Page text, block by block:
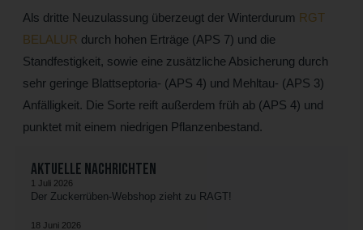
Als dritte Neuzulassung überzeugt der Winterdurum RGT
BELALUR durch hohen Erträge (APS 7) und die
Standfestigkeit, sowie eine zusätzliche Absicherung durch
sehr geringe Blattseptoria- (APS 4) und Mehltau- (APS 3)
Anfälligkeit. Die Sorte reift außerdem früh ab (APS 4) und
punktet mit einem niedrigen Pflanzenbestand.
Aktuelle Nachrichten
1 Juli 2026
Der Zuckerrüben-Webshop zieht zu RAGT!
18 Juni 2026